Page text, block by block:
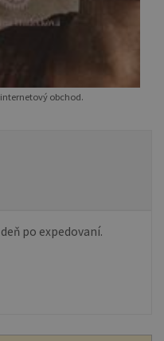
obchod.
po expedovaní.